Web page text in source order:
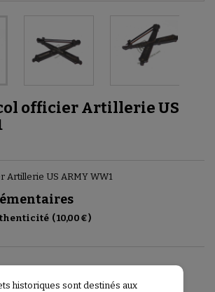
officier Artillerie US
Artillerie US ARMY WW1
( 10,00 €)
jourshistoriques sont destinés aux